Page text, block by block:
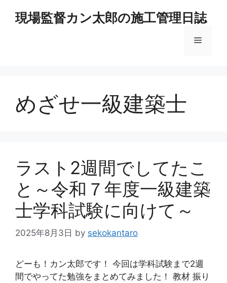
現場監督カン太郎の施工管理日誌
メ
めざせ一級建築士
ラスト2週間でしてたこ
と～令和７年度一級建築
士学科試験に向けて～
2025年8月3日 by sekokantaro
どーも！カン太郎です！ 今回は学科試験まで2週
間でやってた勉強をまとめてみました！ 教材 振り